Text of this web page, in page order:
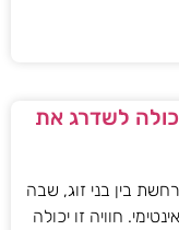
לשדרג את
בין בני זוג, שבה
חוויה זו יכולה